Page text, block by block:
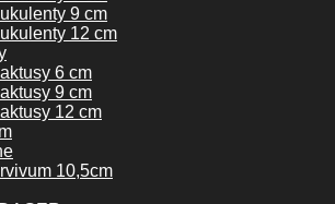
9 cm
12 cm
6 cm
9 cm
12 cm
10,5cm